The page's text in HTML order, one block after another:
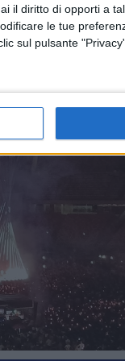
il diritto di opporti a
le tue
sul pulsante